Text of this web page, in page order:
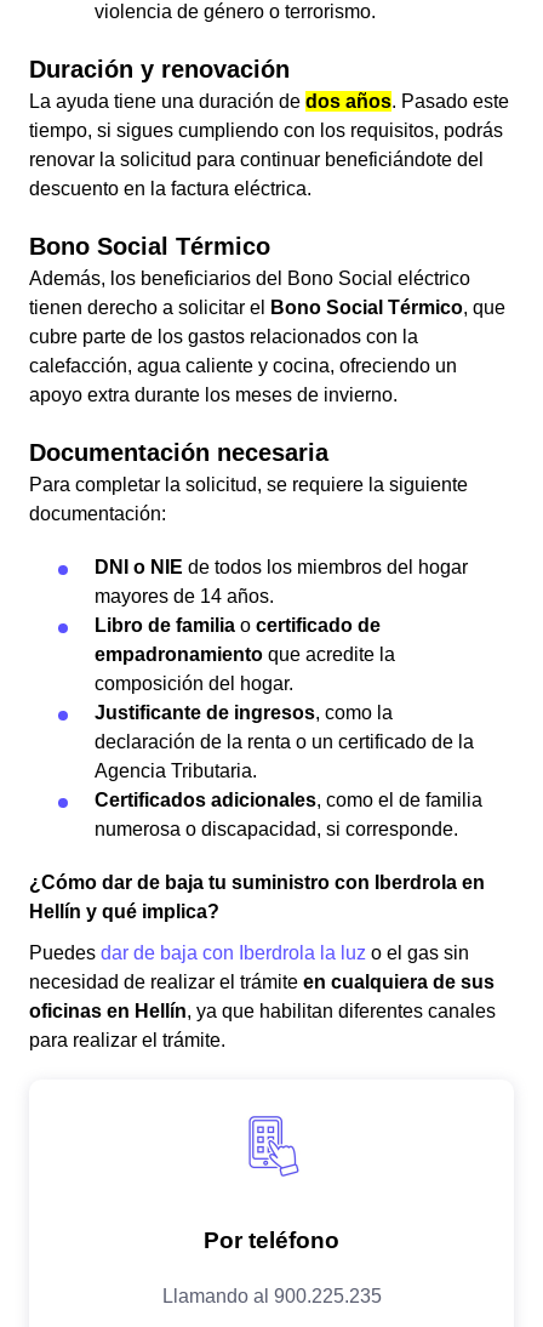
violencia de género o terrorismo.
Duración y renovación
La ayuda tiene una duración de dos años. Pasado este
tiempo, si sigues cumpliendo con los requisitos, podrás
renovar la solicitud para continuar beneficiándote del
descuento en la factura eléctrica.
Bono Social Térmico
Además, los beneficiarios del Bono Social eléctrico
tienen derecho a solicitar el
Bono Social Térmico, que
cubre parte de los gastos relacionados con la
calefacción, agua caliente y cocina, ofreciendo un
apoyo extra durante los meses de invierno.
Documentación necesaria
Para completar la solicitud, se requiere la siguiente
documentación:
DNI o NIE de todos los miembros del hogar
mayores de 14 años.
Libro de familia o certificado de
empadronamiento que acredite la
composición del hogar.
Justificante de ingresos, como la
declaración de la renta o un certificado de la
Agencia Tributaria.
Certificados adicionales, como el de familia
numerosa o discapacidad, si corresponde.
¿Cómo dar de baja tu suministro con Iberdrola en
Hellín y qué implica?
Puedes dar de baja con Iberdrola la luz o el gas sin
necesidad de realizar el trámite en cualquiera de sus
oficinas en Hellín, ya que habilitan diferentes canales
para realizar el trámite.